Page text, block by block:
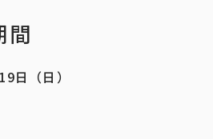
間
日（日）